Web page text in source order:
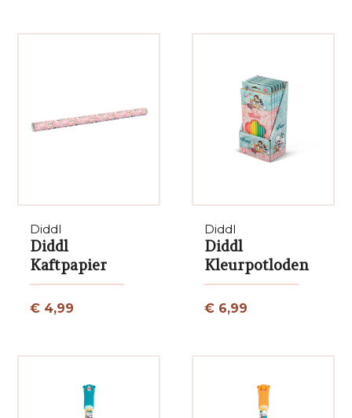
Diddl
Diddl
Kaftpapier
€ 4,99
Diddl
Diddl
Kleurpotloden
€ 6,99